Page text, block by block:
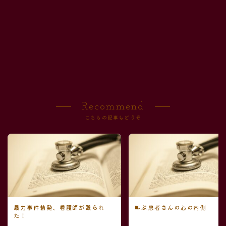
Recommend
こちらの記事もどうぞ
暴力事件勃発、看護師が殴られ
た！
叫ぶ患者さんの心の内側